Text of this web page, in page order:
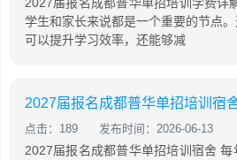
学生和家长来说都是一个重要的节点
可以提升学习效率，还能够减
2027届报名成都普华单招培训宿
点击：189 发布时间：2026-06-13
2027届报名成都普华单招培训宿舍